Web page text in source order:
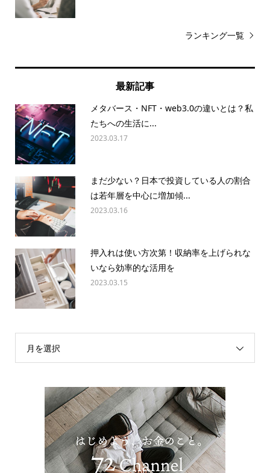
ランキング一覧
最新記事
メタバース・NFT・web3.0の違いとは？私
たちへの生活に...
2023.03.17
まだ少ない？日本で投資している人の割合
は若年層を中心に増加傾...
2023.03.16
押入れは使い方次第！収納率を上げられな
いなら効率的な活用を
2023.03.15
月を選択